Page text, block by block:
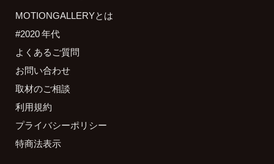
MOTIONGALLERYとは
#2020 年代
よくあるご質問
お問い合わせ
取材のご相談
利用規約
プライバシーポリシー
特商法表示